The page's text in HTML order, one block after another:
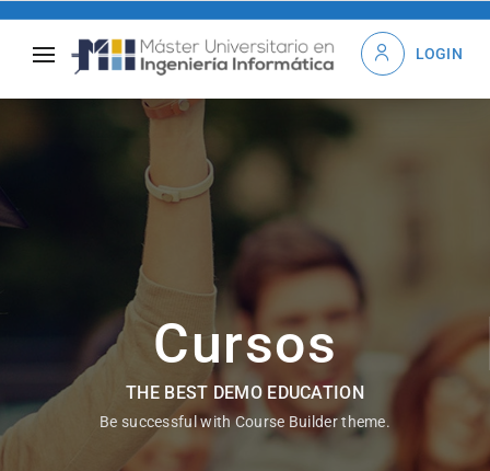
LOGIN
Cursos
THE BEST DEMO EDUCATION
Be successful with Course Builder theme.